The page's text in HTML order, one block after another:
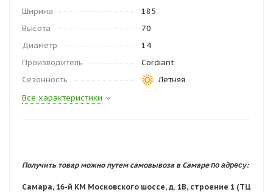
Ширина
185
Высота
70
Диаметр
14
Производитель
Cordiant
Сезонность
Летняя
Все характеристики
Получить товар можно путем самовывоза в Самарепо адресу:
Самара, 16-й КМ Московского шоссе, д. 1В, строение 1 (ТЦ